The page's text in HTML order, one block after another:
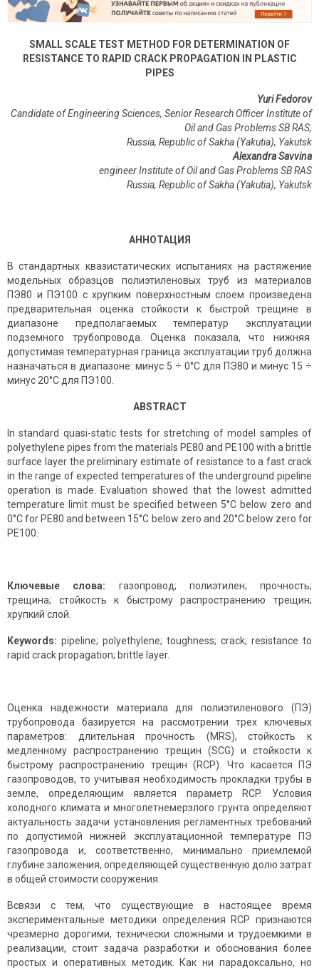
SMALL SCALE TEST METHOD FOR DETERMINATION OF
RESISTANCE TO RAPID CRACK PROPAGATION IN PLASTIC
PIPES
Yuri Fedorov
Candidate of Engineering Sciences, Senior Research Officer Institute of
Oil and Gas Problems SB RAS,
Russia, Republic of Sakha (Yakutia), Yakutsk
Alexandra Savvina
engineer Institute of Oil and Gas Problems SB RAS
Russia, Republic of Sakha (Yakutia), Yakutsk
АННОТАЦИЯ
В стандартных квазистатических испытаниях на растяжение
модельных образцов полиэтиленовых труб из материалов
ПЭ80 и ПЭ100 с хрупким поверхностным слоем произведена
предварительная оценка стойкости к быстрой трещине в
диапазоне предполагаемых температур эксплуатации
подземного трубопровода. Оценка показала, что нижняя
допустимая температурная граница эксплуатации труб должна
назначаться в диапазоне: минус 5 ÷ 0°С для ПЭ80 и минус 15 ÷
минус 20°С для ПЭ100.
ABSTRACT
In standard quasi-static tests for stretching of model samples of
polyethylene pipes from the materials PE80 and PE100 with a brittle
surface layer the preliminary estimate of resistance to a fast crack
in the range of expected temperatures of the underground pipeline
operation is made. Evaluation showed that the lowest admitted
temperature limit must be specified between 5°С below zero and
0°С for PE80 and between 15°С below zero and 20°С below zero for
PE100.
Ключевые слова: газопровод; полиэтилен; прочность;
трещина; стойкость к быстрому распространению трещин;
хрупкий слой.
Keywords: pipeline; polyethylene; toughness; crack; resistance to
rapid crack propagation; brittle layer.
Оценка надежности материала для полиэтиленового (ПЭ)
трубопровода базируется на рассмотрении трех ключевых
параметров: длительная прочность (MRS), стойкость к
медленному распространению трещин (SCG) и стойкости к
быстрому распространению трещин (RCP). Что касается ПЭ
газопроводов, то учитывая необходимость прокладки трубы в
земле, определяющим является параметр RCP. Условия
холодного климата и многолетнемерзлого грунта определяют
актуальность задачи установления регламентных требований
по допустимой нижней эксплуатационной температуре ПЭ
газопровода и, соответственно, минимально приемлемой
глубине заложения, определяющей существенную долю затрат
в общей стоимости сооружения.
Всвязи с тем, что существующие в настоящее время
экспериментальные методики определения RCP признаются
чрезмерно дорогими, технически сложными и трудоемкими в
реализации, стоит задача разработки и обоснования более
простых и оперативных методик. Как ни парадоксально, но